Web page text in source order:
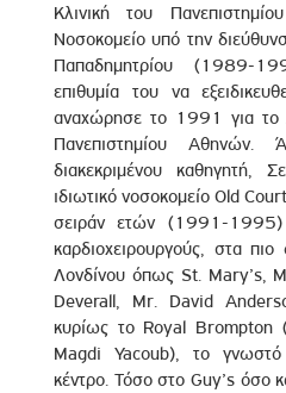
Κλινική του
Νοσοκομείο υπό την
Παπαδημητρίου (1989-
επιθυμία του να
αναχώρησε το 1991 για το
Πανεπιστημίου
διακεκριμένου καθηγητή,
ιδιωτικό νοσοκομείο Old
σειράν ετών (1991-1995)
καρδιοχειρουργούς, στα
Λονδίνου όπως St. Mary’s,
Deverall, Mr. David
κυρίως το Royal
Magdi Yacoub), το γνωστό
κέντρο. Τόσο στο Guy’s όσο